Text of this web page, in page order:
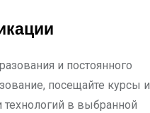
и постоянного
посещайте курсы и
в выбранной